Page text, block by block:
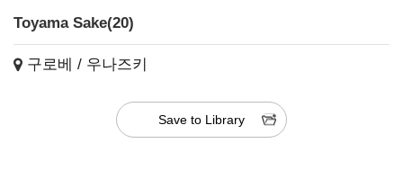
Toyama Sake(20)
구로베 / 우나즈키
Save to Library